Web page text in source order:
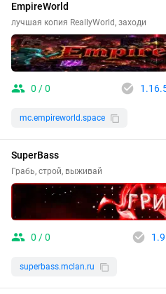
EmpireWorld
лучшая копия ReallyWorld, заходи
0 / 0
mc.empireworld.space
SuperBass
Грабь, строй, выживай
0 / 0 1.9
superbass.mclan.ru